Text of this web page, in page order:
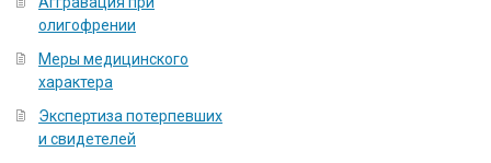
олигофрении
Меры медицинского
характера
Экспертиза потерпевших
и свидетелей